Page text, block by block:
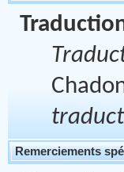
Remerciements